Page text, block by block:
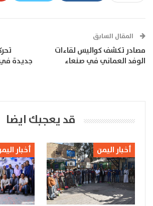
المقال السابق
مصادر تكشف كواليس لقاءات
الوفد العماني في صنعاء
جديدة
قد يعجبك ايضا
أخبار اليمن أخبار